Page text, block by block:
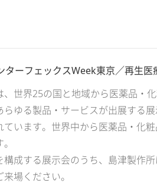
ターフェックスWeek東京／再生医
、世界25の国と地域から医薬品・
らゆる製品・サービスが出展する
ています。世界中から医薬品・化
構成する展示会のうち、島津製作所
場ください。